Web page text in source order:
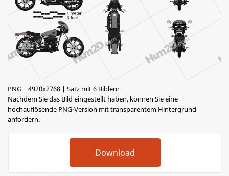
PNG | 4920x2768 | Satz mit 6 Bildern
Nachdem Sie das Bild eingestellt haben, können Sie eine
hochauflösende PNG-Version mit transparentem Hintergrund
anfordern.